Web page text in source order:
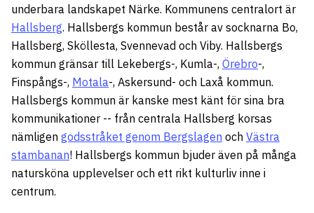
underbara landskapet Närke. Kommunens centralort är
Hallsberg. Hallsbergs kommun består av socknarna Bo,
Hallsberg, Sköllesta, Svennevad och Viby. Hallsbergs
kommun gränsar till Lekebergs-, Kumla-, Örebro-,
Finspångs-, Motala-, Askersund- och Laxå kommun.
Hallsbergs kommun är kanske mest känt för sina bra
kommunikationer -- från centrala Hallsberg korsas
nämligen godsstråket genom Bergslagen och Västra
stambanan! Hallsbergs kommun bjuder även på många
natursköna upplevelser och ett rikt kulturliv inne i
centrum.